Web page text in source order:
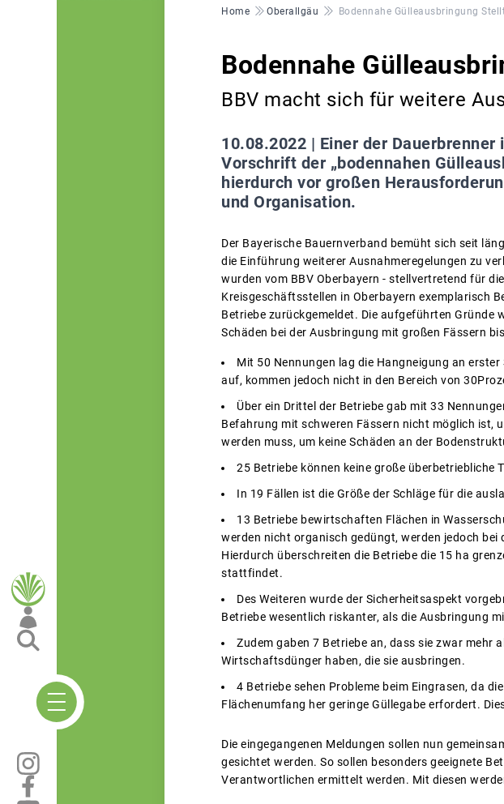
Pfadnavigation
Home Oberallgäu Bodennahe Gülleausbringung
Bodennahe
BBV macht sich für weitere
10.08.2022 | Einer der
Vorschrift der „bodennahen
hierdurch vor großen
und Organisation.
Der Bayerische Bauernverband bemüht sich seit
die Einführung weiterer Ausnahmeregelungen zu
wurden vom BBV Oberbayern - stellvertretend für
Kreisgeschäftsstellen in Oberbayern exemplarisch
Betriebe zurückgemeldet. Die aufgeführten Gründe
Schäden bei der Ausbringung mit großen Fässern
Mit 50 Nennungen lag die Hangneigung an
auf, kommen jedoch nicht in den Bereich von
Über ein Drittel der Betriebe gab mit 33
Befahrung mit schweren Fässern nicht möglich ist,
werden muss, um keine Schäden an der
25 Betriebe können keine große
In 19 Fällen ist die Größe der Schläge für die
13 Betriebe bewirtschaften Flächen in
werden nicht organisch gedüngt, werden jedoch
Hierdurch überschreiten die Betriebe die 15 ha
stattfindet.
Des Weiteren wurde der Sicherheitsaspekt
Betriebe wesentlich riskanter, als die Ausbringung
Zudem gaben 7 Betriebe an, dass sie zwar mehr
Wirtschaftsdünger haben, die sie ausbringen.
4 Betriebe sehen Probleme beim Eingrasen, da
Flächenumfang her geringe Güllegabe erfordert.
Die eingegangenen Meldungen sollen nun
gesichtet werden. So sollen besonders geeignete
Verantwortlichen ermittelt werden. Mit diesen